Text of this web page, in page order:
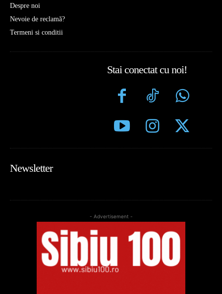
Despre noi
Nevoie de reclamă?
Termeni si conditii
Stai conectat cu noi!
Newsletter
- Advertisement -